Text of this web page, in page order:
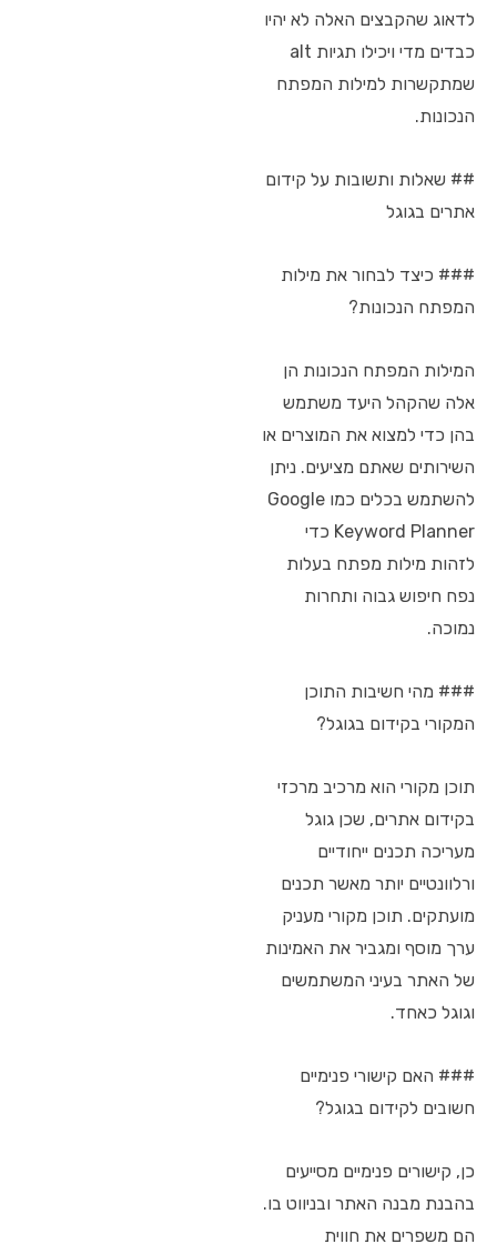
לדאוג שהקבצים האלה לא יהיו
כבדים מדי ויכילו תגיות alt
שמתקשרות למילות המפתח
הנכונות.
## שאלות ותשובות על קידום
אתרים בגוגל
### כיצד לבחור את מילות
המפתח הנכונות?
המילות המפתח הנכונות הן
אלה שהקהל היעד משתמש
בהן כדי למצוא את המוצרים או
השירותים שאתם מציעים. ניתן
להשתמש בכלים כמו Google
Keyword Planner כדי
לזהות מילות מפתח בעלות
נפח חיפוש גבוה ותחרות
נמוכה.
### מהי חשיבות התוכן
המקורי בקידום בגוגל?
תוכן מקורי הוא מרכיב מרכזי
בקידום אתרים, שכן גוגל
מעריכה תכנים ייחודיים
ורלוונטיים יותר מאשר תכנים
מועתקים. תוכן מקורי מעניק
ערך מוסף ומגביר את האמינות
של האתר בעיני המשתמשים
וגוגל כאחד.
### האם קישורי פנימיים
חשובים לקידום בגוגל?
כן, קישורים פנימיים מסייעים
בהבנת מבנה האתר ובניווט בו.
הם משפרים את חווית